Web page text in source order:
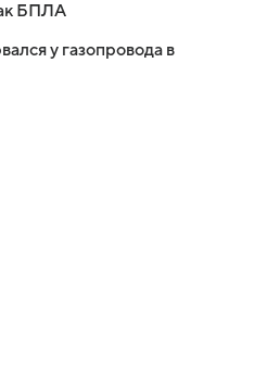
БПЛА
у газопровода в